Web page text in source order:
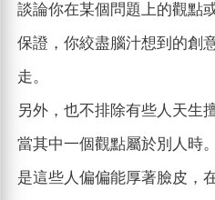
談論你在某個問題上的觀點
保證，你絞盡腦汁想到的創
走。
另外，也不排除有些人天生
當其中一個觀點屬於別人時
是這些人偏偏能厚著臉皮，